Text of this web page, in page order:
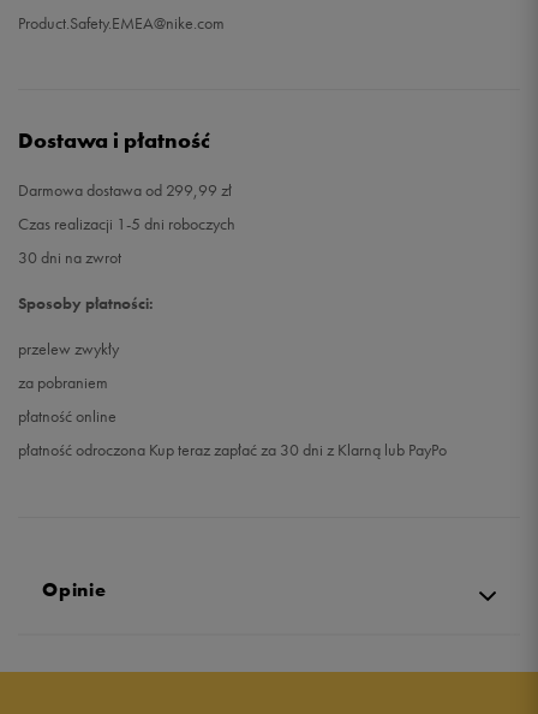
Product.Safety.EMEA@nike.com
Dostawa i płatność
Darmowa dostawa od 299,99 zł
Czas realizacji 1-5 dni roboczych
30 dni na zwrot
Sposoby płatności:
przelew zwykły
za pobraniem
płatność online
płatność odroczona Kup teraz zapłać za 30 dni z Klarną lub PayPo
Opinie